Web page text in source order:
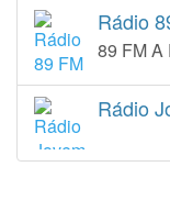
Rádio
89 FM A
Rádio